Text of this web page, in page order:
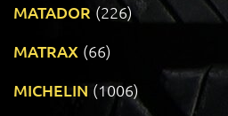
MATADOR (226)
MATRAX (66)
MICHELIN (1006)